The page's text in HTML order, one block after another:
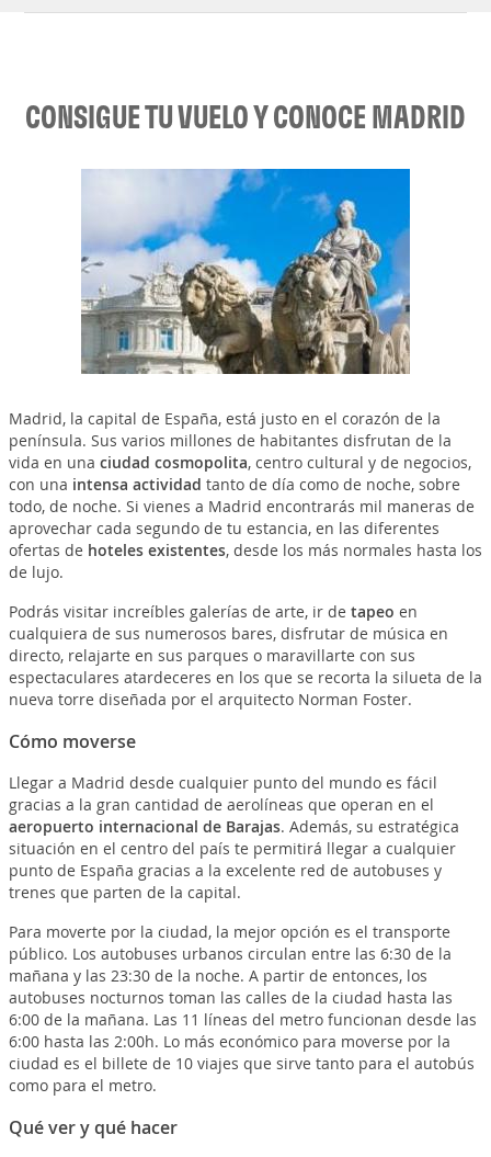
CONSIGUE TU VUELO Y CONOCE MADRID
Madrid, la capital de España, está justo en el corazón de la
península. Sus varios millones de habitantes disfrutan de la
vida en una ciudad cosmopolita, centro cultural y de negocios,
con una intensa actividad tanto de día como de noche, sobre
todo, de noche. Si vienes a Madrid encontrarás mil maneras de
aprovechar cada segundo de tu estancia, en las diferentes
ofertas de hoteles existentes, desde los más normales hasta los
de lujo.
Podrás visitar increíbles galerías de arte, ir de tapeo en
cualquiera de sus numerosos bares, disfrutar de música en
directo, relajarte en sus parques o maravillarte con sus
espectaculares atardeceres en los que se recorta la silueta de la
nueva torre diseñada por el arquitecto Norman Foster.
Cómo moverse
Llegar a Madrid desde cualquier punto del mundo es fácil
gracias a la gran cantidad de aerolíneas que operan en el
aeropuerto internacional de Barajas. Además, su estratégica
situación en el centro del país te permitirá llegar a cualquier
punto de España gracias a la excelente red de autobuses y
trenes que parten de la capital.
Para moverte por la ciudad, la mejor opción es el transporte
público. Los autobuses urbanos circulan entre las 6:30 de la
mañana y las 23:30 de la noche. A partir de entonces, los
autobuses nocturnos toman las calles de la ciudad hasta las
6:00 de la mañana. Las 11 líneas del metro funcionan desde las
6:00 hasta las 2:00h. Lo más económico para moverse por la
ciudad es el billete de 10 viajes que sirve tanto para el autobús
como para el metro.
Qué ver y qué hacer